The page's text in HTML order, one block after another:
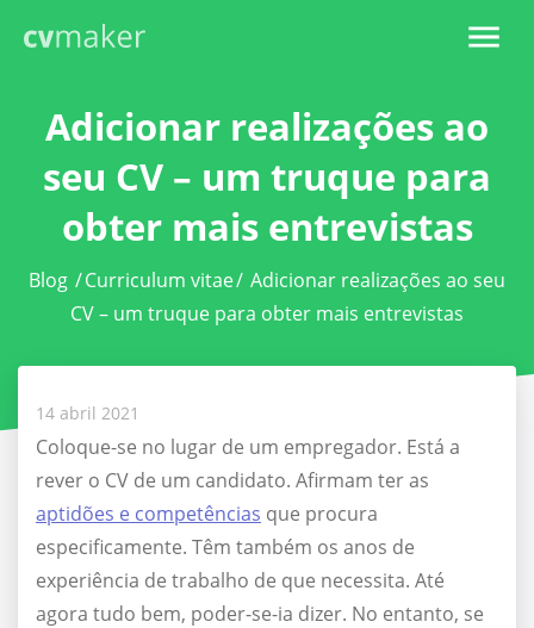
Adicionar realizações ao
seu CV – um truque para
obter mais entrevistas
Blog /Curriculum vitae/ Adicionar realizações ao seu
CV – um truque para obter mais entrevistas
14 abril 2021
Coloque-se no lugar de um empregador. Está a
rever o CV de um candidato. Afirmam ter as
aptidões e competências que procura
especificamente. Têm também os anos de
experiência de trabalho de que necessita. Até
agora tudo bem, poder-se-ia dizer. No entanto, se